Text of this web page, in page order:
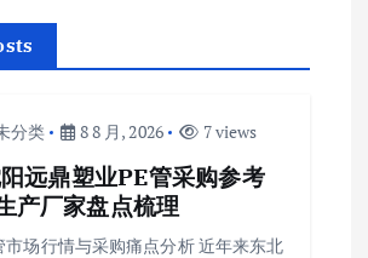
分类 8 8 月, 2026 7 views
远鼎塑业PE管采购参考
产厂家盘点梳理
市场行情与采购痛点分析 近年来东北